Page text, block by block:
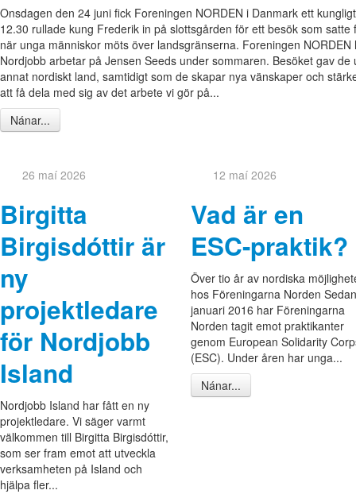
Onsdagen den 24 juni fick Foreningen NORDEN i Danmark ett
12.30 rullade kung Frederik in på slottsgården för ett besök som
när unga människor möts över landsgränserna. Foreningen
Nordjobb arbetar på Jensen Seeds under sommaren. Besöket gav
annat nordiskt land, samtidigt som de skapar nya vänskaper och
att få dela med sig av det arbete vi gör på...
Nánar...
26 maí 2026
Birgitta
Birgisdóttir är
ny
projektledare
för Nordjobb
Island
Nordjobb Island har fått en ny
projektledare. Vi säger varmt
välkommen till Birgitta Birgisdóttir,
som ser fram emot att utveckla
verksamheten på Island och
hjälpa fler...
12 maí 2026
Vad är en
ESC-praktik?
Över tio år av nordiska
hos Föreningarna Norden Sedan
januari 2016 har Föreningarna
Norden tagit emot praktikanter
genom European Solidarity
(ESC). Under åren har unga...
Nánar...